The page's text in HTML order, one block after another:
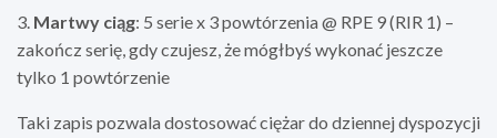
3. Martwy ciąg: 5 serie x 3 powtórzenia @ RPE 9 (RIR 1) –
zakończ serię, gdy czujesz, że mógłbyś wykonać jeszcze
tylko 1 powtórzenie
Taki zapis pozwala dostosować ciężar do dziennej dyspozycji